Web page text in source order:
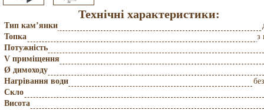
Технічні характеристики:
Тип кам’янки
Топка
з
Потужність
V приміщення
Ø димоходу
Нагрівання води
Скло
Висота